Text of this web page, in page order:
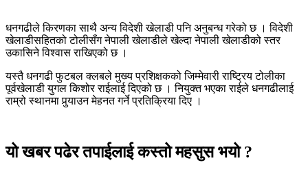
धनगढीले किरणका साथै अन्य विदेशी खेलाडी पनि अनुबन्ध गरेको छ । विदेशी
खेलाडीसहितको टोलीसँग नेपाली खेलाडीले खेल्दा नेपाली खेलाडीको स्तर
उकासिने विश्वास राखिएको छ ।
यस्तै धनगढी फुटबल क्लबले मुख्य प्रशिक्षकको जिम्मेवारी राष्ट्रिय टोलीका
पूर्वखेलाडी युगल किशोर राईलाई दिएको छ । नियुक्त भएका राईले धनगढीलाई
राम्रो स्थानमा पुर्‍याउन मेहनत गर्ने प्रतिक्रिया दिए ।
यो खबर पढेर तपाईलाई कस्तो महसुस भयो ?